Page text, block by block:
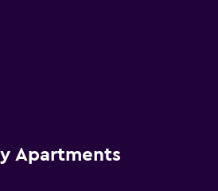
Apartments